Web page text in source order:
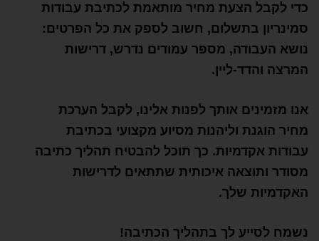
כדי לקבל הצעת מחיר מותאמת לכתיבת עבודות
סמינריון בתשלום, חשוב לספק את כל הפרטים:
נושא העבודה, מספר עמודים נדרש, דרישות
המרצה והדד-ליין.
אנו מזמינים אותך לפנות אלינו, לקבל הערכת
מחיר הוגנת וליהנות מסיוע מקצועי בכתיבת
עבודות אקדמיות. כך תוכל להבטיח תהליך כתיבה
מסודר ותוצאה איכותית שתתאים לדרישות
האקדמיות שלך.
נשמח לסייע לך בתהליך הכתיבה!